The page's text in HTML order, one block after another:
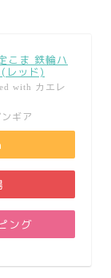
こま 鉄輪ハ
レッド)
with カエレ
ギア
ング